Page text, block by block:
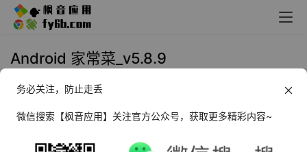
Android 家常菜_v5.8.9
2024年10月15日 10:52
软件介绍
务必关注，防止走丢
微信搜索【枫音应用】关注官方公众号，获取更多精彩内容~